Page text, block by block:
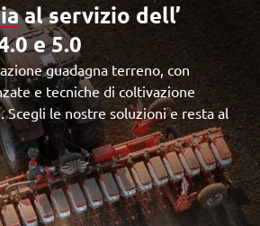
al servizio dell’
e 5.0
guadagna terreno, con
e tecniche di coltivazione
Scegli le nostre soluzioni e resta al